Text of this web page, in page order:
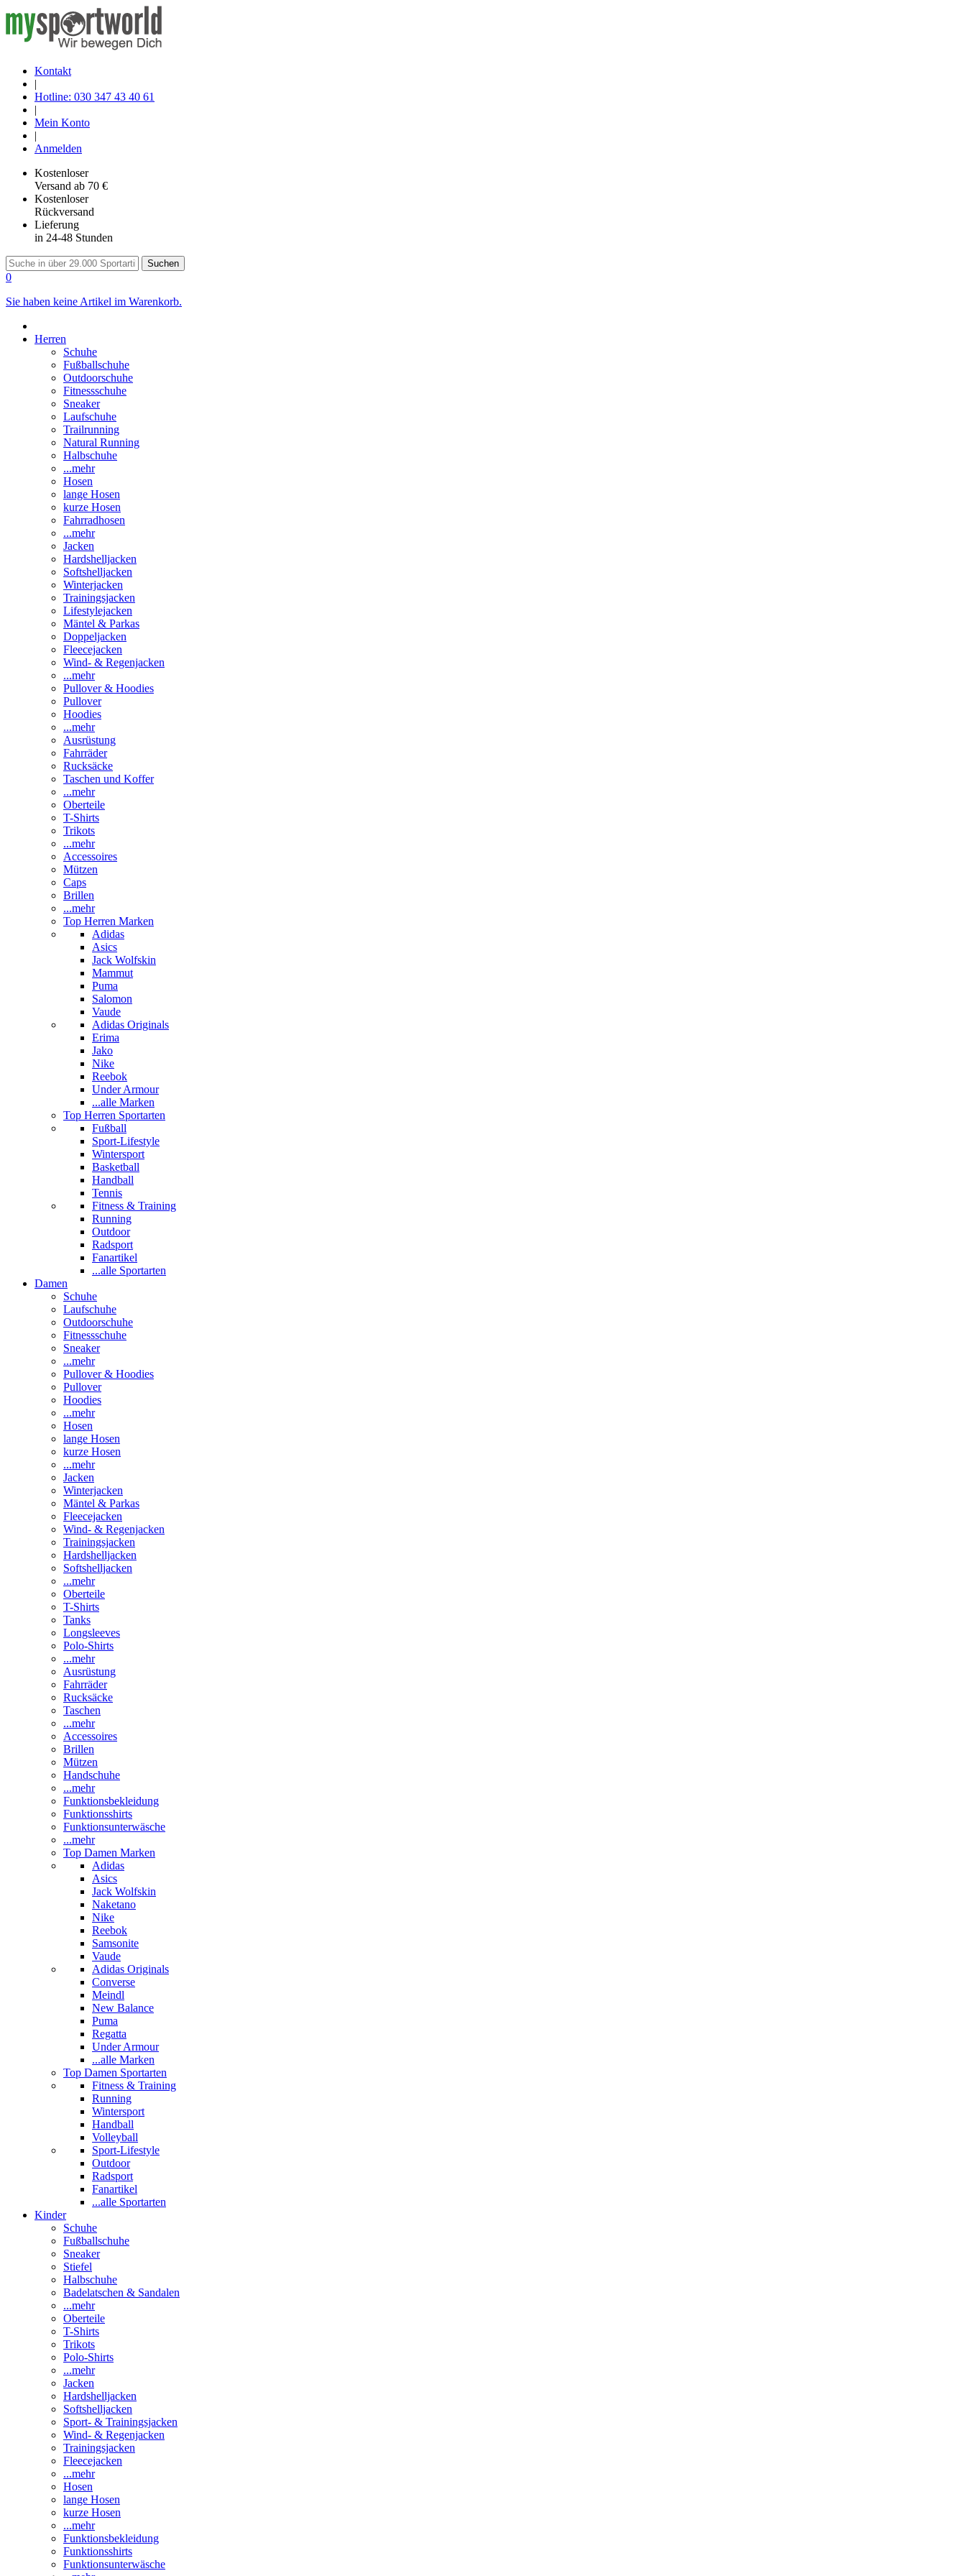
Kontakt
|
Hotline: 030 347 43 40 61
|
Mein Konto
|
Anmelden
Kostenloser
Versand ab 70 €
Kostenloser
Rückversand
Lieferung
in 24-48 Stunden
Suchen
0
Sie haben keine Artikel im Warenkorb.
Herren
Schuhe
Fußballschuhe
Outdoorschuhe
Fitnessschuhe
Sneaker
Laufschuhe
Trailrunning
Natural Running
Halbschuhe
...mehr
Hosen
lange Hosen
kurze Hosen
Fahrradhosen
...mehr
Jacken
Hardshelljacken
Softshelljacken
Winterjacken
Trainingsjacken
Lifestylejacken
Mäntel & Parkas
Doppeljacken
Fleecejacken
Wind- & Regenjacken
...mehr
Pullover & Hoodies
Pullover
Hoodies
...mehr
Ausrüstung
Fahrräder
Rucksäcke
Taschen und Koffer
...mehr
Oberteile
T-Shirts
Trikots
...mehr
Accessoires
Mützen
Caps
Brillen
...mehr
Top Herren Marken
Adidas
Asics
Jack Wolfskin
Mammut
Puma
Salomon
Vaude
Adidas Originals
Erima
Jako
Nike
Reebok
Under Armour
...alle Marken
Top Herren Sportarten
Fußball
Sport-Lifestyle
Wintersport
Basketball
Handball
Tennis
Fitness & Training
Running
Outdoor
Radsport
Fanartikel
...alle Sportarten
Damen
Schuhe
Laufschuhe
Outdoorschuhe
Fitnessschuhe
Sneaker
...mehr
Pullover & Hoodies
Pullover
Hoodies
...mehr
Hosen
lange Hosen
kurze Hosen
...mehr
Jacken
Winterjacken
Mäntel & Parkas
Fleecejacken
Wind- & Regenjacken
Trainingsjacken
Hardshelljacken
Softshelljacken
...mehr
Oberteile
T-Shirts
Tanks
Longsleeves
Polo-Shirts
...mehr
Ausrüstung
Fahrräder
Rucksäcke
Taschen
...mehr
Accessoires
Brillen
Mützen
Handschuhe
...mehr
Funktionsbekleidung
Funktionsshirts
Funktionsunterwäsche
...mehr
Top Damen Marken
Adidas
Asics
Jack Wolfskin
Naketano
Nike
Reebok
Samsonite
Vaude
Adidas Originals
Converse
Meindl
New Balance
Puma
Regatta
Under Armour
...alle Marken
Top Damen Sportarten
Fitness & Training
Running
Wintersport
Handball
Volleyball
Sport-Lifestyle
Outdoor
Radsport
Fanartikel
...alle Sportarten
Kinder
Schuhe
Fußballschuhe
Sneaker
Stiefel
Halbschuhe
Badelatschen & Sandalen
...mehr
Oberteile
T-Shirts
Trikots
Polo-Shirts
...mehr
Jacken
Hardshelljacken
Softshelljacken
Sport- & Trainingsjacken
Wind- & Regenjacken
Trainingsjacken
Fleecejacken
...mehr
Hosen
lange Hosen
kurze Hosen
...mehr
Funktionsbekleidung
Funktionsshirts
Funktionsunterwäsche